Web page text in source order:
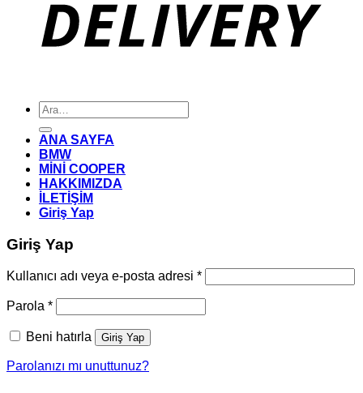
Ara:
ANA SAYFA
BMW
MİNİ COOPER
HAKKIMIZDA
İLETİŞİM
Giriş Yap
Giriş Yap
Kullanıcı adı veya e-posta adresi *Gerekli
Parola *Gerekli
Beni hatırla Giriş Yap
Parolanızı mı unuttunuz?